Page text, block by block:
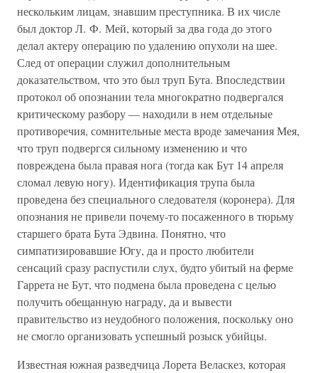
нескольким лицам, знавшим преступника. В их числе
был доктор Л. Ф. Мей, который за два года до этого
делал актеру операцию по удалению опухоли на шее.
След от операции служил дополнительным
доказательством, что это был труп Бута. Впоследствии
протокол об опознании тела многократно подвергался
критическому разбору — находили в нем отдельные
противоречия, сомнительные места вроде замечания Мея,
что труп подвергся сильному изменению и что
повреждена была правая нога (тогда как Бут 14 апреля
сломал левую ногу). Идентификация трупа была
проведена без специального следователя (коронера). Для
опознания не привели почему-то посаженного в тюрьму
старшего брата Бута Эдвина. Понятно, что
симпатизировавшие Югу, да и просто любители
сенсаций сразу распустили слух, будто убитый на ферме
Гаррета не Бут, что подмена была проведена с целью
получить обещанную награду, да и вывести
правительство из неудобного положения, поскольку оно
не смогло организовать успешный розыск убийцы.
Известная южная разведчица Лорета Веласкез, которая